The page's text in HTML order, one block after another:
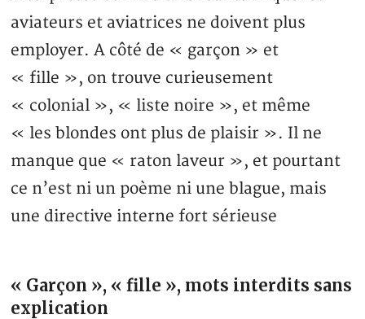
aviateurs et aviatrices ne doivent plus
employer. A côté de « garçon » et
« fille », on trouve curieusement
« colonial », « liste noire », et même
« les blondes ont plus de plaisir ». Il ne
manque que « raton laveur », et pourtant
ce n’est ni un poème ni une blague, mais
une directive interne fort sérieuse
« Garçon », « fille », mots interdits sans
explication